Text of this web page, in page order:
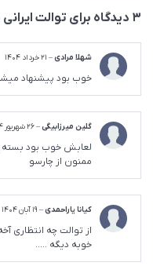
3 دیدگاه برای توالت
شهلا مرادی– 21 خرداد 1404
خوب بود پیشنهاد
گلین میرزابیگی–26 شهریور 1404
لعابش خوب بود بسته
ممنون از چارسو
کیانا یاراحمدی– 19 آبان 1404
از توالت چه انتظاری
خوبه دیگه …..